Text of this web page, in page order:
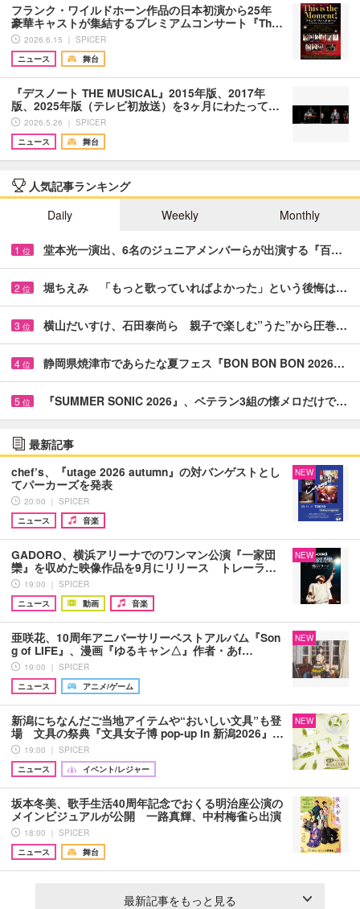
フランク・ワイルドホーン作品の日本初演から25年
豪華キャストが集結するプレミアムコンサート『Th…
2026.6.15 ｜ SPICER
ニュース
舞台
『デスノート THE MUSICAL』2015年版、2017年
版、2025年版（テレビ初放送）を3ヶ月にわたって…
2026.5.26 ｜ SPICER
ニュース
舞台
人気記事ランキング
Daily
Weekly Monthly
1 位 堂本光一演出、6名のジュニアメンバーらが出演する『百…
2 位 堀ちえみ 「もっと歌っていればよかった」という後悔は…
3 位 横山だいすけ、石田泰尚ら 親子で楽しむ”うた”から圧巻…
4 位 静岡県焼津市であらたな夏フェス『BON BON BON 2026…
5 位 『SUMMER SONIC 2026』、ベテラン3組の懐メロだけで…
最新記事
chef’s、『utage 2026 autumn』の対バンゲストとし
てパーカーズを発表
20:00 ｜ SPICER
ニュース
音楽
NEW
GADORO、横浜アリーナでのワンマン公演『一家団
欒』を収めた映像作品を9月にリリース トレーラ…
19:00 ｜ SPICER
ニュース
動画 音楽
NEW
亜咲花、10周年アニバーサリーベストアルバム『Son
g of LIFE』、漫画『ゆるキャン△』作者・あf…
19:00 ｜ SPICER
ニュース
アニメ/ゲーム
NEW
新潟にちなんだご当地アイテムや“おいしい文具”も登
場 文具の祭典『文具女子博 pop-up in 新潟2026』…
19:00 ｜ SPICER
ニュース
イベント/レジャー
NEW
坂本冬美、歌手生活40周年記念でおくる明治座公演の
メインビジュアルが公開 一路真輝、中村梅雀ら出演
18:00 ｜ SPICER
ニュース
舞台
最新記事をもっと見る